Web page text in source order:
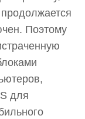
Поэтому
для